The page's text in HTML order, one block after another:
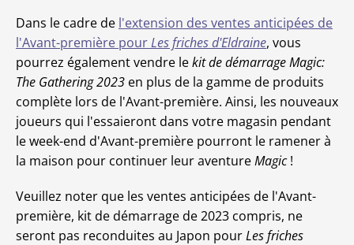
Dans le cadre de l'extension des ventes anticipées de
l'Avant-première pourLes friches d'Eldraine, vous
pourrez également vendre lekit de démarrage Magic:
The Gathering 2023 en plus de la gamme de produits
complète lors de l'Avant-première. Ainsi, les nouveaux
joueurs qui l'essaieront dans votre magasin pendant
le week-end d'Avant-première pourront le ramener à
la maison pour continuer leur aventureMagic!
Veuillez noter que les ventes anticipées de l'Avant-
première, kit de démarrage de 2023 compris, ne
seront pas reconduites au Japon pourLes friches